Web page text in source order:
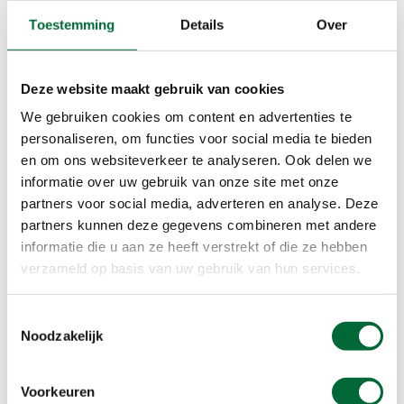
Toestemming Details Over
Deze website maakt gebruik van cookies
We gebruiken cookies om content en advertenties te
personaliseren, om functies voor social media te bieden
en om ons websiteverkeer te analyseren. Ook delen we
informatie over uw gebruik van onze site met onze
partners voor social media, adverteren en analyse. Deze
partners kunnen deze gegevens combineren met andere
informatie die u aan ze heeft verstrekt of die ze hebben
verzameld op basis van uw gebruik van hun services.
Noodzakelijk
Voorkeuren
die kan dan mooi in het andere vakje van het
lenzendoosje!
Noten
Gezond, voedzaam en o zo lekker. Noten
bevatten gezonde vetten die het hart en de
bloedvaten een extra boost geven. Daarnaast
geven ze een vol gevoel, zodat je er onderweg
weer helemaal tegenaan kunt. Neem per persoon
ongeveer 25 gram noten mee. Van te veel noten
kun je aankomen, dus snack met mate!
Recept voor een meeneemsnack
100 gram bevroren mangoblokjes